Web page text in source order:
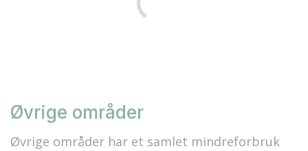
Øvrige områder
Øvrige områder har et samlet mindreforbruk